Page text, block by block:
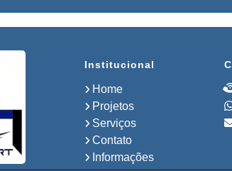
Institucional
Home
Projetos
Serviços
Contato
Informações